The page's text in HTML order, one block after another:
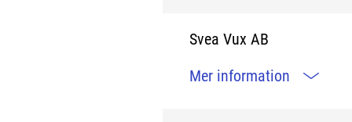
Svea Vux AB
Mer information